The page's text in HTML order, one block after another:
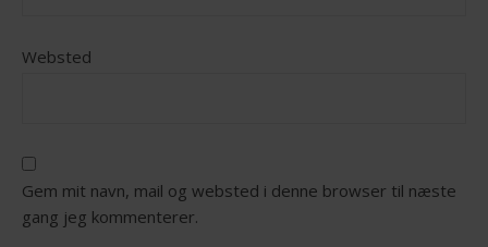
Websted
Gem mit navn, mail og websted i denne browser til næste
gang jeg kommenterer.